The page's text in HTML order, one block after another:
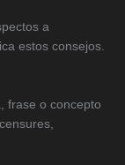
a
estos consejos.
frase o concepto